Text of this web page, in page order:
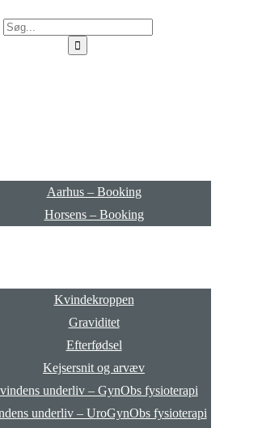
Aarhus – Booking
Horsens – Booking
Kvindekroppen
Graviditet
Efterfødsel
Kejsersnit og arvæv
underliv – GynObs fysioterapi
underliv – UroGynObs fysioterapi